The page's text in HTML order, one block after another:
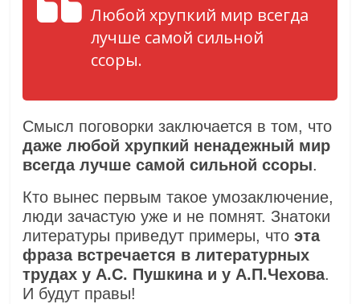
Любой хрупкий мир всегда
лучше самой сильной
ссоры.
Смысл поговорки заключается в том, что
даже любой хрупкий ненадежный мир
всегда лучше самой сильной ссоры.
Кто вынес первым такое умозаключение,
люди зачастую уже и не помнят. Знатоки
литературы приведут примеры, чтоэта
фраза встречается в литературных
трудах у А.С. Пушкина и у А.П.Чехова.
И будут правы!